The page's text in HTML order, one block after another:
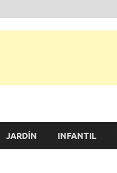
JARDÍN INFANTIL